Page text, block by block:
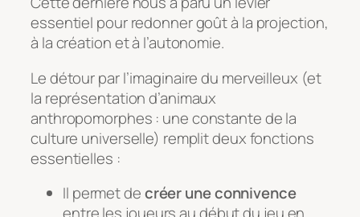
essentiel pour redonner goût à la projection,
à la création et à l’autonomie.
Le détour par l’imaginaire du merveilleux (et
la représentation d’animaux
anthropomorphes : une constante de la
culture universelle) remplit deux fonctions
essentielles :
Il permet decréer une connivence